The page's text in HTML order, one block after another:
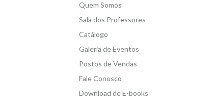
Quem Somos
Sala dos Professores
Catálogo
Galeria de Eventos
Postos de Vendas
Fale Conosco
Download de E-books